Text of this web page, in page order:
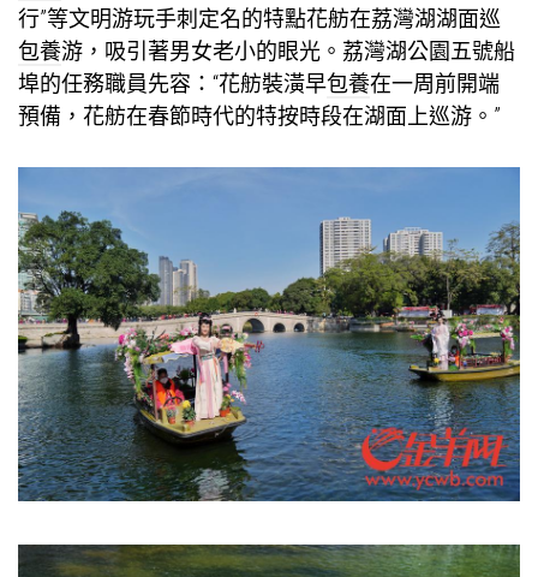
行”等文明游玩手刺定名的特點花舫在荔灣湖湖面巡
包養游，吸引著男女老小的眼光。荔灣湖公園五號船
埠的任務職員先容：“花舫裝潢早包養在一周前開端
預備，花舫在春節時代的特按時段在湖面上巡游。”